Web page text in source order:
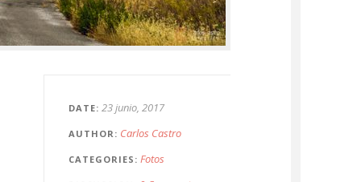
DATE 23 junio, 2017
AUTHOR Carlos Castro
CATEGORIES Fotos